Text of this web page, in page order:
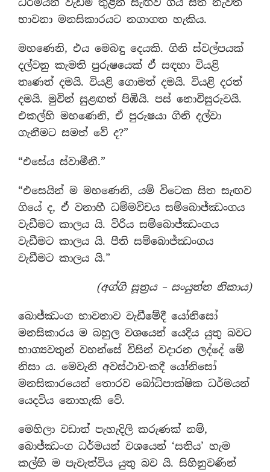
භාවනා මනසිකාරයට නගාගත හැකිය.
මහණෙනි, එය මෙබඳු දෙයකි. ගිනි ස්වල්පයක්
දල්වනු කැමති පුරුෂයෙක් ඒ සඳහා වියළි
තෘණත් දමයි. වියළි ගොමත් දමයි. වියළි දරත්
දමයි. මුවින් සුළඟත් පිඹියි. පස් නොවිසුරුවයි.
එකල්හි මහණෙනි, ඒ පුරුෂයා ගිනි දල්වා
ගැනීමට සමත් වේ ද?”
“එසේය ස්වාමීනී.”
“එසෙයින් ම මහණෙනි, යම් විටෙක සිත සැඟව
ගියේ ද, ඒ වනාහී ධම්මවිචය සම්බොජ්ඣංගය
වැඩීමට කාලය යි. විරිය සම්බොජ්ඣංගය
වැඩීමට කාලය යි. පීති සම්බොජ්ඣංගය
වැඩීමට කාලය යි.”
(අග්ගි සූත්‍රය – සංයුත්ත නිකාය)
බොජ්ඣංග භාවනාව වැඩීමේදී යෝනිසෝ
මනසිකාරය ම බහුල වශයෙන් යෙදිය යුතු බවට
භාග්‍යවතුන් වහන්සේ විසින් වදාරන ලද්දේ මේ
නිසා ය. මෙවැනි අවස්ථාව-කදී යෝනිසෝ
මනසිකාරයෙන් තොරව බෝධිපාක්ෂික ධර්මයන්
යෙදවිය නොහැකි වේ.
මෙහිලා වඩාත් පැහැදිලි කරුණක් නම්,
බොජ්ඣංග ධර්මයන් වශයෙන් ‘සතිය’ හැම
කල්හි ම පැවැත්විය යුතු බව යි. සිහිනුවණින්